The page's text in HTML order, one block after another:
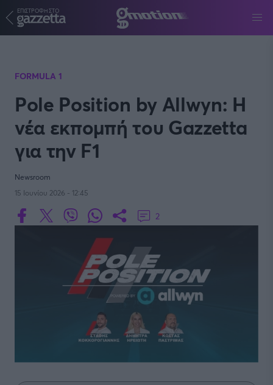
ΕΠΙΣΤΡΟΦΗ ΣΤΟ
FORMULA 1
Pole Position by Allwyn: Η
νέα εκπομπή του Gazzetta
για την F1
Newsroom
15 Ιουνίου 2026 - 12:45
2